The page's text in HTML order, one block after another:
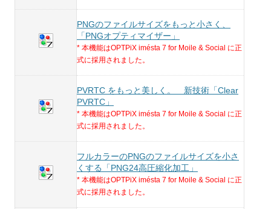
PNGのファイルサイズをもっと小さく、
「PNGオプティマイザー」
* 本機能はOPTPiX imésta 7 for Moile & Social に正
式に採用されました。
PVRTC をもっと美しく。 新技術「Clear
PVRTC」
* 本機能はOPTPiX imésta 7 for Moile & Social に正
式に採用されました。
フルカラーのPNGのファイルサイズを小さ
くする「PNG24高圧縮化加工」
* 本機能はOPTPiX imésta 7 for Moile & Social に正
式に採用されました。